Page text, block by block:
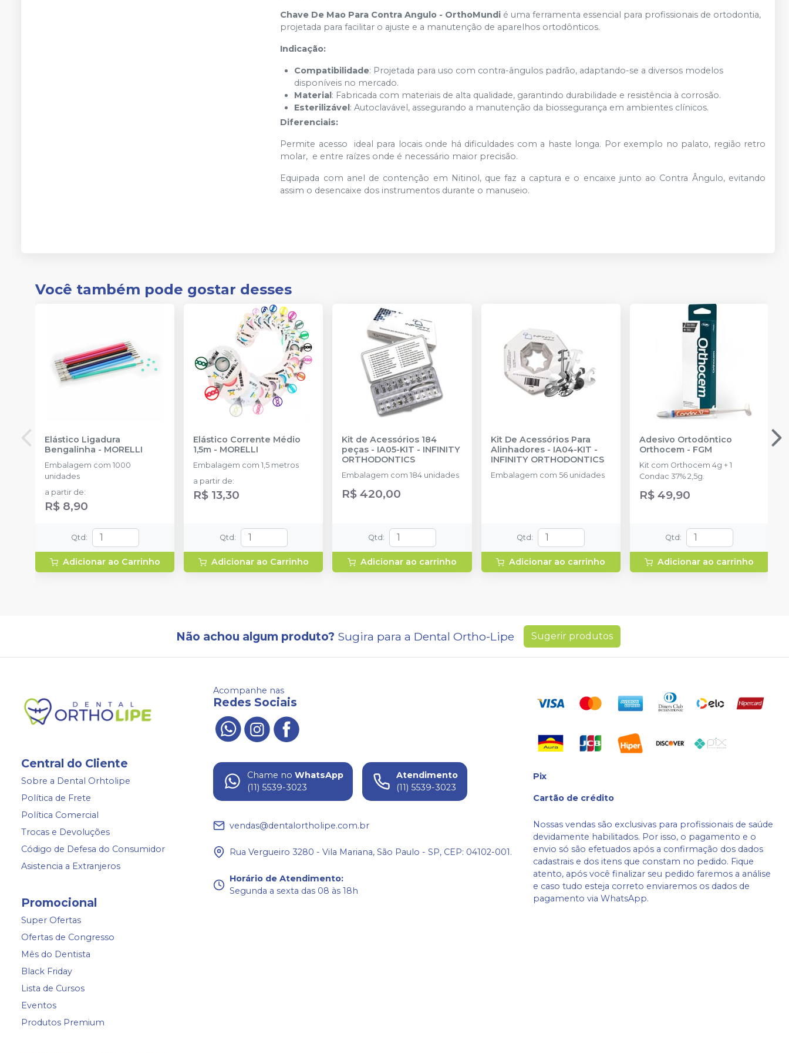
Chave De Mao Para Contra Angulo - OrthoMundi é uma ferramenta essencial para profissionais de ortodontia,
projetada para facilitar o ajuste e a manutenção de aparelhos ortodônticos.
Indicação:
Compatibilidade: Projetada para uso com contra-ângulos padrão, adaptando-se a diversos modelos
disponíveis no mercado.
Material: Fabricada com materiais de alta qualidade, garantindo durabilidade e resistência à corrosão.
Esterilizável:Autoclavável, assegurando a manutenção da biossegurança em ambientes clínicos.
Diferenciais:
Permite acesso ideal para locais onde há dificuldades com a haste longa. Por exemplo no palato, região retro
molar, e entre raízes onde é necessário maior precisão.
Equipada com anel de contenção em Nitinol, que faz a captura e o encaixe junto ao Contra Ângulo, evitando
assim o desencaixe dos instrumentos durante o manuseio.
Você também pode gostar desses
Elástico Ligadura
Bengalinha - MORELLI
Embalagem com 1000
unidades
a partir de:
R$ 8,90
Qtd :
Adicionar ao Carrinho
Elástico Corrente Médio
1,5m - MORELLI
Embalagem com 1,5 metros
a partir de:
R$ 13,30
Qtd :
Adicionar ao Carrinho
Kit de Acessórios 184
peças - IA05-KIT - INFINITY
ORTHODONTICS
Embalagem com 184 unidades
R$ 420,00
Qtd :
Adicionar ao carrinho
Kit De Acessórios Para
Alinhadores - IA04-KIT -
INFINITY ORTHODONTICS
Embalagem com 56 unidades
Qtd :
Adicionar ao carrinho
Adesivo Ortodôntico
Orthocem- FGM
Kit com Orthocem 4g + 1
Condac 37% 2,5g.
R$ 49,90
Qtd :
Adicionar ao carrinho
Não achou algum produto? Sugira para a Dental Ortho-Lipe Sugerir produtos
Central do Cliente
Sobre a Dental Orhtolipe
Política de Frete
Política Comercial
Trocas e Devoluções
Código de Defesa do Consumidor
Asistencia a Extranjeros
Promocional
Super Ofertas
Ofertas de Congresso
Mês do Dentista
Black Friday
Lista de Cursos
Eventos
Produtos Premium
Acompanhe nas
Redes Sociais
Chame no WhatsApp
(11) 5539-3023
Atendimento
(11) 5539-3023
vendas@dentalortholipe.com.br
Rua Vergueiro 3280 - Vila Mariana, São Paulo - SP, CEP: 04102-001.
Horário de Atendimento:
Segunda a sexta das 08 às 18h
Pix
Cartão de crédito
Nossas vendas são exclusivas para profissionais de saúde
devidamente habilitados. Por isso, o pagamento e o
envio só são efetuados após a confirmação dos dados
cadastrais e dos itens que constam no pedido. Fique
atento, após você finalizar seu pedido faremos a análise
e caso tudo esteja correto enviaremos os dados de
pagamento via WhatsApp.